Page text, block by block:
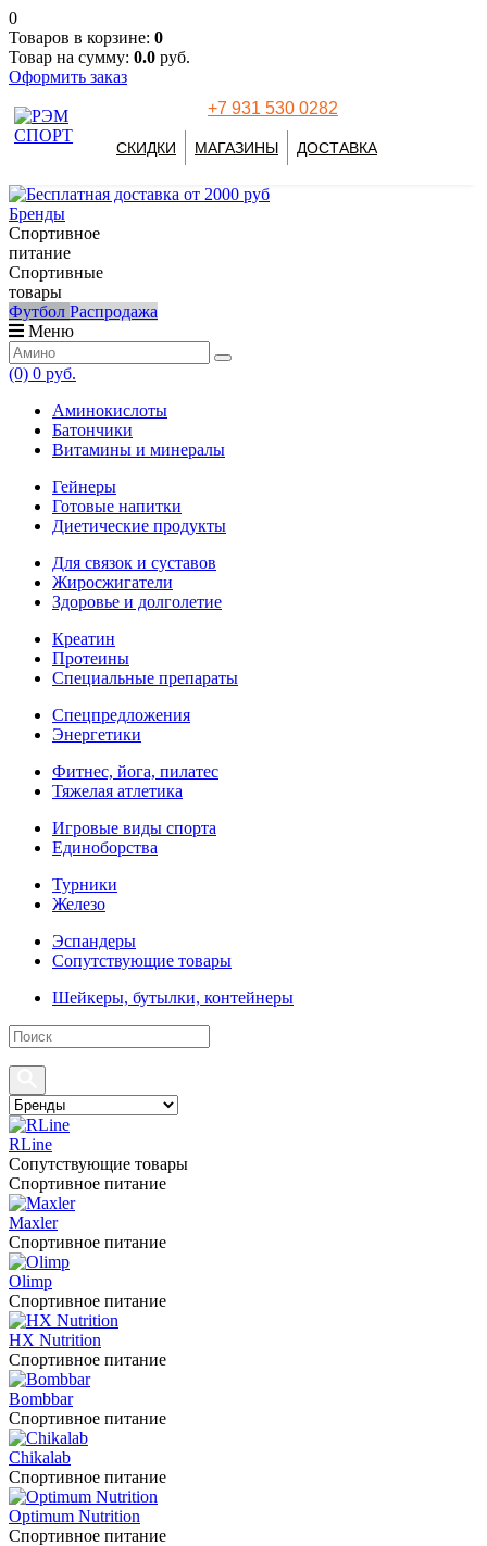
0
Товаров в корзине: 0
Товар на сумму: 0.0 руб.
Оформить заказ
+7 931 530 0282
СКИДКИ МАГАЗИНЫ ДОСТАВКА
Бренды
Спортивное
питание
Спортивные
товары
Футбол Распродажа
Меню
(0) 0 руб.
Аминокислоты
Батончики
Витамины и минералы
Гейнеры
Готовые напитки
Диетические продукты
Для связок и суставов
Жиросжигатели
Здоровье и долголетие
Креатин
Протеины
Специальные препараты
Спецпредложения
Энергетики
Фитнес, йога, пилатес
Тяжелая атлетика
Игровые виды спорта
Единоборства
Турники
Железо
Эспандеры
Сопутствующие товары
Шейкеры, бутылки, контейнеры
RLine
Сопутствующие товары
Спортивное питание
Maxler
Спортивное питание
Olimp
Спортивное питание
HX Nutrition
Спортивное питание
Bombbar
Спортивное питание
Chikalab
Спортивное питание
Optimum Nutrition
Спортивное питание